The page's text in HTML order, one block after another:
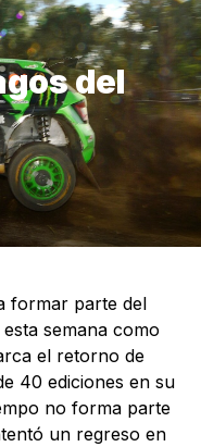
del
formar parte del
semana como
el retorno de
40 ediciones en su
no forma parte
un regreso en